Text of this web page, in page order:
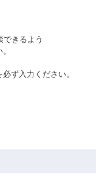
できるよう
ず入力ください。